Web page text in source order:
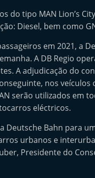
do tipo MAN Lion’s
Diesel, bem como
em 2021, a
A DB Regio
A adjudicação do
nos
serão utilizados em
eléctricos.
Deutsche Bahn para
urbanos e
Presidente do